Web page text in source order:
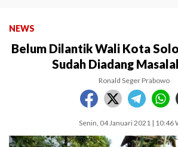
NEWS
Belum Dilantik Wali Kota
Sudah Diadang
Ronald Seger Prabowo
Senin, 04 Januari 2021 | 10:46